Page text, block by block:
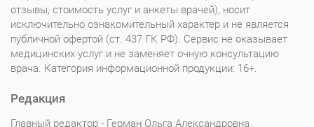
отзывы, стоимость услуг и анкеты врачей), носит
исключительно ознакомительный характер и не является
публичной офертой (ст. 437 ГК РФ). Сервис не оказывает
медицинских услуг и не заменяет очную консультацию
врача. Категория информационной продукции: 16+.
Редакция
Главный редактор - Герман Ольга Александровна